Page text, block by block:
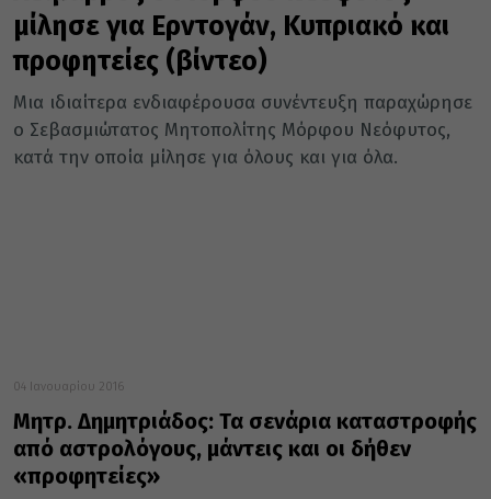
μίλησε για Ερντογάν, Κυπριακό και
προφητείες (βίντεο)
Μια ιδιαίτερα ενδιαφέρουσα συνέντευξη παραχώρησε
ο Σεβασμιώτατος Μητοπολίτης Μόρφου Νεόφυτος,
κατά την οποία μίλησε για όλους και για όλα.
04 Ιανουαρίου 2016
Μητρ. Δημητριάδος: Τα σενάρια καταστροφής
από αστρολόγους, μάντεις και οι δήθεν
«προφητείες»